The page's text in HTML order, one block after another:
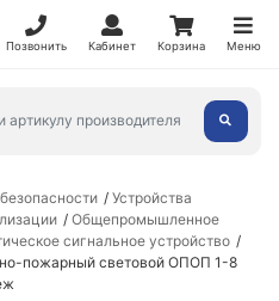
Позвонить Кабинет Корзина Меню
Устройства
Общепромышленное
сигнальное устройство
пожарный световой ОПОП 1-8